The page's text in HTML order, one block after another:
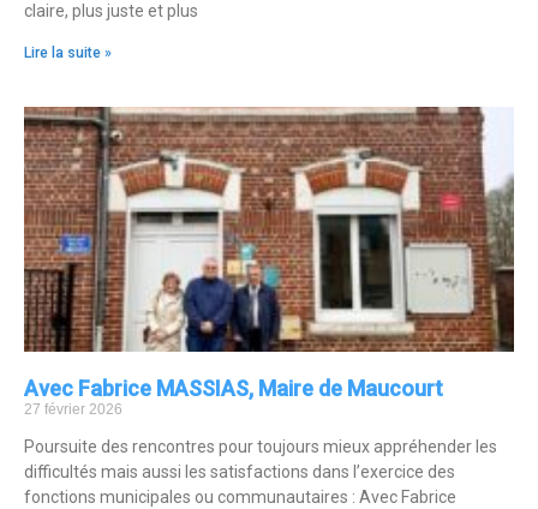
claire, plus juste et plus
Lire la suite »
Avec Fabrice MASSIAS, Maire de Maucourt
27 février 2026
Poursuite des rencontres pour toujours mieux appréhender les
difficultés mais aussi les satisfactions dans l’exercice des
fonctions municipales ou communautaires : Avec Fabrice